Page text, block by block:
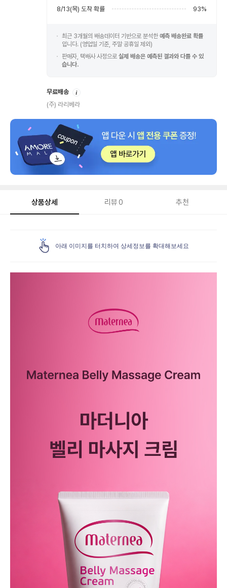
8/13(목) 도착 확률 93%
최근 3개월의 배송데이터 기반으로 분석한 예측 배송완료 확률
입니다. (영업일 기준, 주말 공휴일 제외)
판매자, 택배사 사정으로 실제 배송은 예측된 결과와 다를 수 있
습니다.
무료배송
(주) 라리베라
상품상세 리뷰0 추천
아래 이미지를 터치하여 상세정보를 확대해보세요